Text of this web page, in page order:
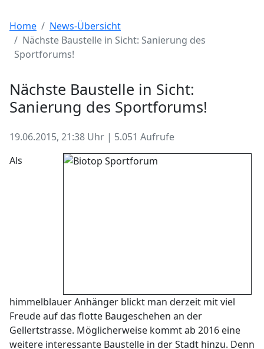
Home
News-Übersicht
Nächste Baustelle in Sicht: Sanierung des
Sportforums!
Nächste Baustelle in Sicht:
Sanierung des Sportforums!
19.06.2015, 21:38 Uhr | 5.051 Aufrufe
Als
himmelblauer Anhänger blickt man derzeit mit viel
Freude auf das flotte Baugeschehen an der
Gellertstrasse. Möglicherweise kommt ab 2016 eine
weitere interessante Baustelle in der Stadt hinzu. Denn